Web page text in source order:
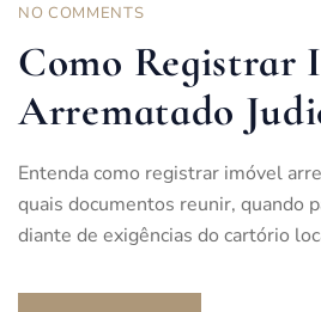
NO COMMENTS
Como Registrar
Arrematado
Entenda como registrar imóvel
quais documentos reunir, quando
diante de exigências do cartório